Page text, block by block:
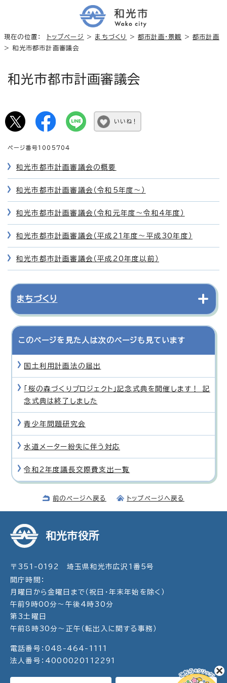
現在の位置： トップページ > まちづくり >都市計画・景観 >都市計画
> 和光市都市計画審議会
和光市都市計画審議会
いいね！
ページ番号1005704
和光市都市計画審議会の概要
和光市都市計画審議会（令和5年度～）
和光市都市計画審議会（令和元年度～令和4年度）
和光市都市計画審議会（平成21年度～平成30年度）
和光市都市計画審議会（平成20年度以前）
まちづくり
このページを見た人は次のページも見ています
国土利用計画法の届出
「桜の森づくりプロジェクト」記念式典を開催します！ 記
念式典は終了しました
青少年問題研究会
水道メーター紛失に伴う対応
令和2年度議長交際費支出一覧
前のページへ戻る トップページへ戻る
和光市役所
〒351-0192 埼玉県和光市広沢1番5号
開庁時間：
月曜日から金曜日まで（祝日・年末年始を除く）
午前9時00分～午後4時30分
第3土曜日
午前8時30分～正午（転出入に関する事務）
電話番号：048-464-1111
法人番号：4000020112291